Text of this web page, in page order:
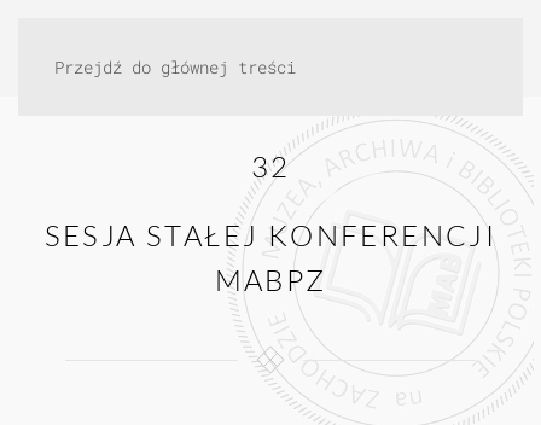
Przejdź do głównej treści
32
SESJA STAŁEJ KONFERENCJI
MABPZ